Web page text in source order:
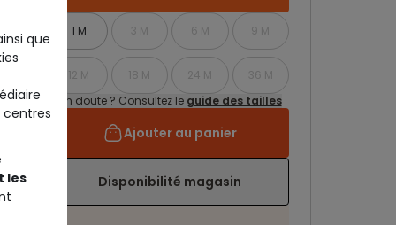
1 M 3 M 6 M 9 M
12 M 18 M 24 M
36 M
Un doute ? Consultez le guide des tailles
Ajouter au panier
Disponibilité magasin
que
les